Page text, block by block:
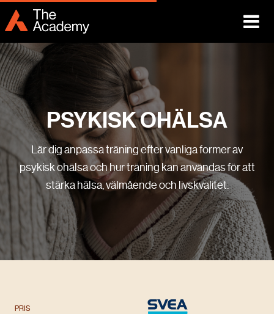
PSYKISK OHÄLSA
Lär dig anpassa träning efter vanliga former av
psykisk ohälsa och hur träning kan användas för att
stärka hälsa, välmående och livskvalitet.
PRIS